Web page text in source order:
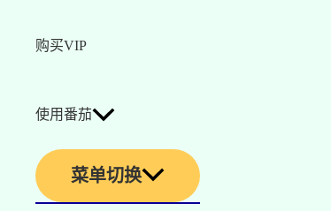
购买VIP
使用番茄
菜单切换